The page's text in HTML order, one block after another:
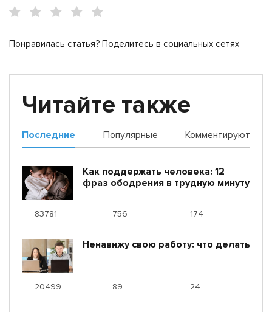
Понравилась статья? Поделитесь в социальных сетях
Читайте также
Последние Популярные Комментируют
Как поддержать человека: 12
фраз ободрения в трудную минуту
83781 756 174
Ненавижу свою работу: что делать
20499 89 24